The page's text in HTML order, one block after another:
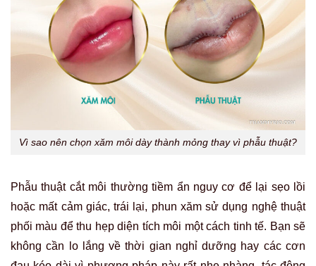
Vì sao nên chọn xăm môi dày thành mỏng thay vì phẫu thuật?
Phẫu thuật cắt môi thường tiềm ẩn nguy cơ để lại sẹo lồi
hoặc mất cảm giác, trái lại, phun xăm sử dụng nghệ thuật
phối màu để thu hẹp diện tích môi một cách tinh tế. Bạn sẽ
không cần lo lắng về thời gian nghỉ dưỡng hay các cơn